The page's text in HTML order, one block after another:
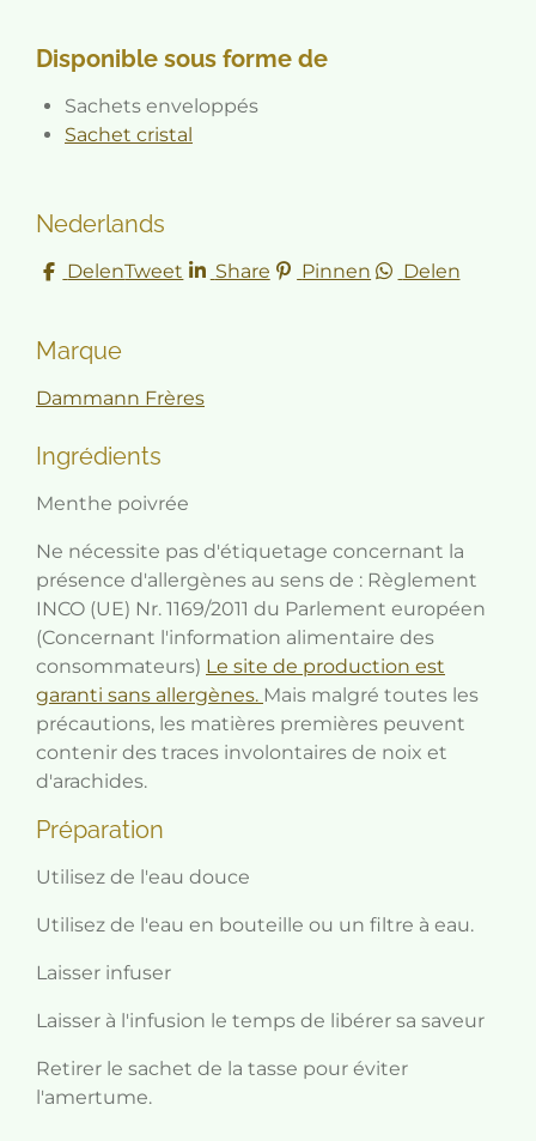
Disponible sous forme de
Sachets enveloppés
Sachet cristal
Nederlands
DelenTweet Share Pinnen Delen
Marque
Dammann Frères
Ingrédients
Menthe poivrée
Ne nécessite pas d'étiquetage concernant la
présence d'allergènes au sens de : Règlement
INCO (UE) Nr. 1169/2011 du Parlement européen
(Concernant l'information alimentaire des
consommateurs) Le site de production est
garanti sans allergènes. Mais malgré toutes les
précautions, les matières premières peuvent
contenir des traces involontaires de noix et
d'arachides.
Préparation
Utilisez de l'eau douce
Utilisez de l'eau en bouteille ou un filtre à eau.
Laisser infuser
Laisser à l'infusion le temps de libérer sa saveur
Retirer le sachet de la tasse pour éviter
l'amertume.